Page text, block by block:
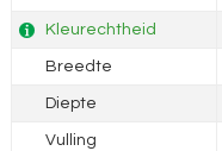
Kleurechtheid
Breedte
Diepte
Vulling